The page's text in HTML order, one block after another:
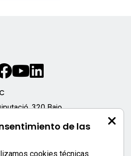
de las
cookies técnicas
320 Bajo
333